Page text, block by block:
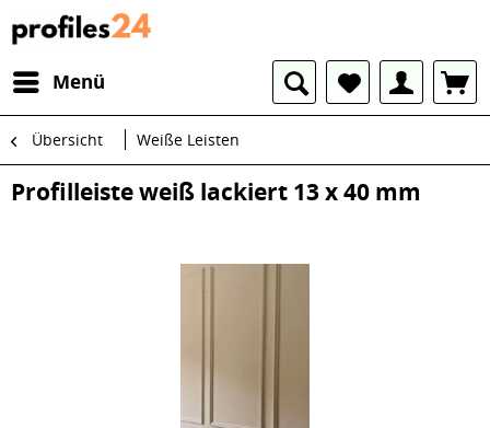
Menü
Übersicht Weiße Leisten
Profilleiste weiß lackiert 13 x 40 mm